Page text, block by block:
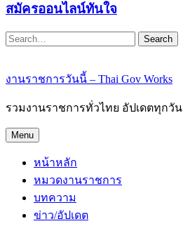
สมัครออนไลน์ทันใจ
Search
งานราชการวันนี้ – Thai Gov Works
รวมงานราชการทั่วไทย อัปเดตทุกวัน
Menu
หน้าหลัก
หมวดงานราชการ
บทความ
ข่าว/อัปเดต